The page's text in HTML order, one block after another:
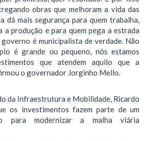
obras que melhoram a vida das
dá mais segurança para quem trabalha,
a produção e para quem pega a estrada
é municipalista de verdade. Não
é grande ou pequeno, nós estamos
que atendem aquilo que a
o governador Jorginho Mello.
da Infraestrutura e Mobilidade, Ricardo
os investimentos fazem parte de um
para modernizar a malha viária